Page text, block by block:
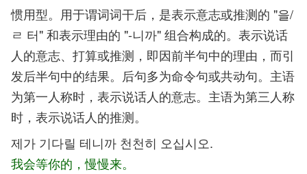
惯用型。用于谓词词干后，是表示意志或推测的 "을/
ㄹ 터" 和表示理由的 "-니까" 组合构成的。表示说话
人的意志、打算或推测，即因前半句中的理由，而引
发后半句中的结果。后句多为命令句或共动句。主语
为第一人称时，表示说话人的意志。主语为第三人称
时，表示说话人的推测。
제가 기다릴 테니까 천천히 오십시오.
我会等你的，慢慢来。